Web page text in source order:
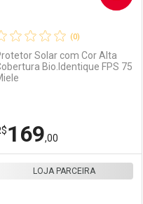
Comprar sem Desconto
Por R$ 145,00/cada
Por R$ 145,00/cada
(0)
Solar com Cor Alta
Bio.Identique FPS 75
169,00
LOJA PARCEIRA